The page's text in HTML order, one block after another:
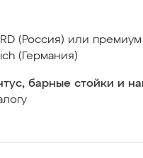
(Россия) или
(Германия)
барные стойки и